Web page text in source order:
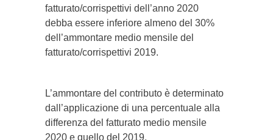
fatturato/corrispettivi dell’anno 2020
debba essere inferiore almeno del 30%
dell’ammontare medio mensile del
fatturato/corrispettivi 2019.
L’ammontare del contributo è determinato
dall’applicazione di una percentuale alla
differenza del fatturato medio mensile
2020 e quello del 2019.